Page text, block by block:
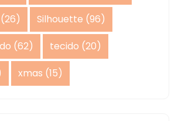
(26) Silhouette (96)
(62) tecido (20)
xmas (15)